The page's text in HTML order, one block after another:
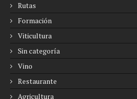
Rutas
Formación
Viticultura
Sin categoría
Vino
Restaurante
Agricultura